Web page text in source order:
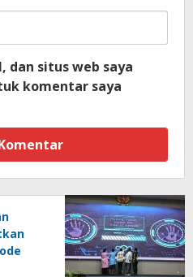
dan situs web saya
komentar saya